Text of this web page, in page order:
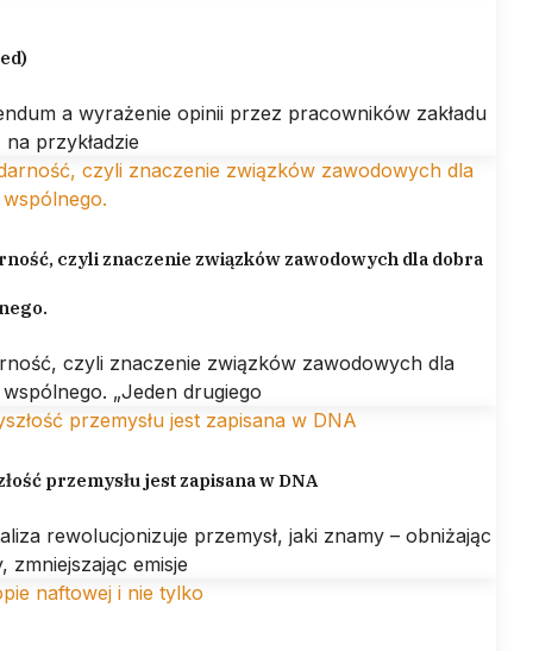
a wyrażenie opinii przez pracowników zakładu
przykładzie
czyli znaczenie związków zawodowych dla dobra
czyli znaczenie związków zawodowych dla
„Jeden drugiego
przemysłu jest zapisana w DNA
rewolucjonizuje przemysł, jaki znamy – obniżając
zmniejszając emisje